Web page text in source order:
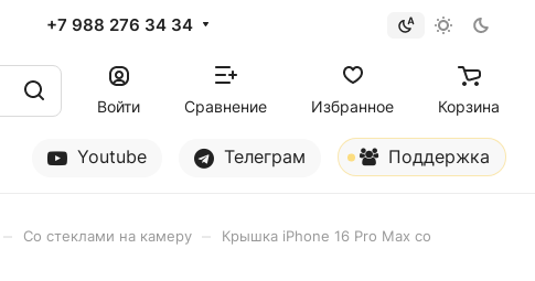
+7 988 276 34 34
Войти Сравнение Избранное Корзина
Youtube Телеграм Поддержка
Со стеклами на камеру
Крышка iPhone 16 Pro Max со